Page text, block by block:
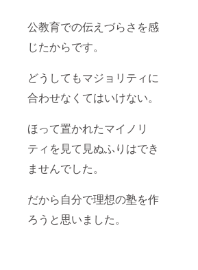
公教育での伝えづらさを感
じたからです。
どうしてもマジョリティに
合わせなくてはいけない。
ほって置かれたマイノリ
ティを見て見ぬふりはでき
ませんでした。
だから自分で理想の塾を作
ろうと思いました。